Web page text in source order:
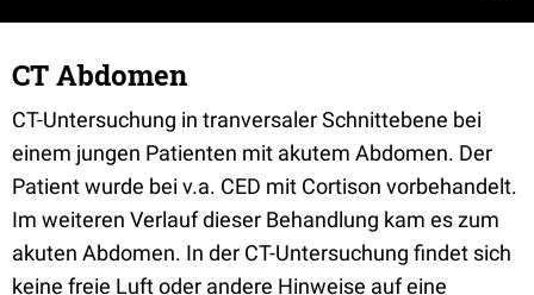
CT Abdomen
CT-Untersuchung in tranversaler Schnittebene bei
einem jungen Patienten mit akutem Abdomen. Der
Patient wurde bei v.a. CED mit Cortison vorbehandelt.
Im weiteren Verlauf dieser Behandlung kam es zum
akuten Abdomen. In der CT-Untersuchung findet sich
keine freie Luft oder andere Hinweise auf eine